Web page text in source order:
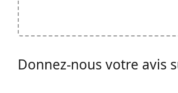
Donnez-nous votre avis